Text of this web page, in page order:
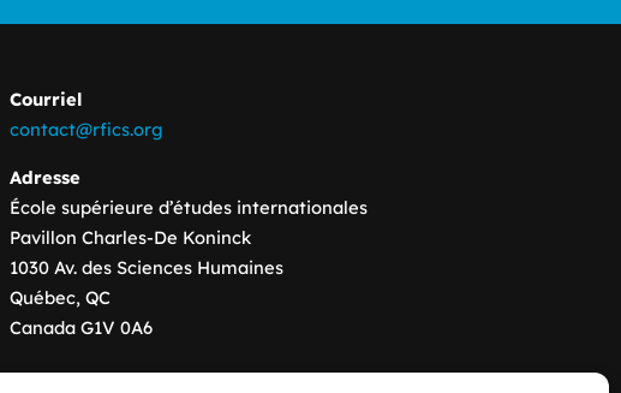
Courriel
contact@rfics.org
Adresse
École supérieure d’études internationales
Pavillon Charles-De Koninck
1030 Av. des Sciences Humaines
Québec, QC
Canada G1V 0A6